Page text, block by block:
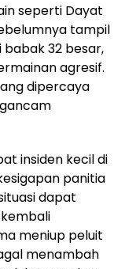
seperti Dayat
tampil
babak 32 besar,
agresif.
dipercaya
insiden kecil di
panitia
dapat
meniup peluit
menambah